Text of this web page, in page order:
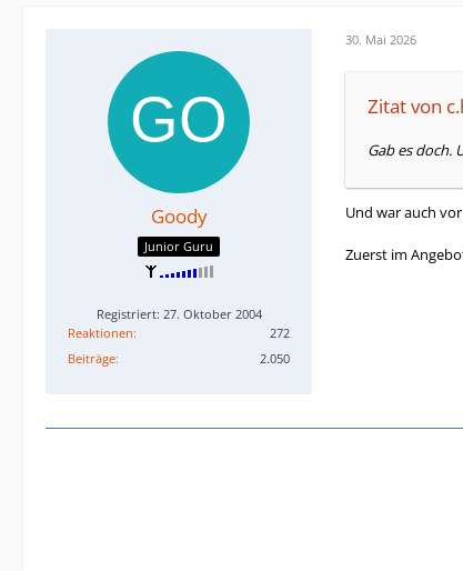
Goody
Junior Guru
Registriert: 27. Oktober 2004
Reaktionen
272
Beiträge
2.050
30. Mai 2026
Zitat von
Gab es doch.
Und war auch
Zuerst im